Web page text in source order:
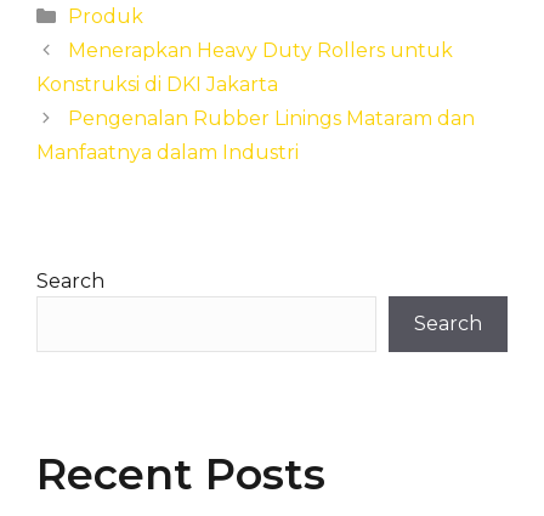
Categories
Produk
Menerapkan Heavy Duty Rollers untuk
Konstruksi di DKI Jakarta
Pengenalan Rubber Linings Mataram dan
Manfaatnya dalam Industri
Search
Search
Recent Posts